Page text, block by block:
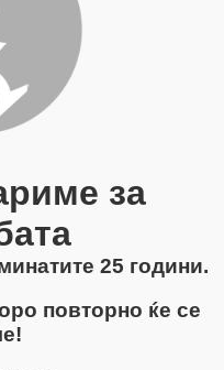
за
25 години.
повторно ќе се